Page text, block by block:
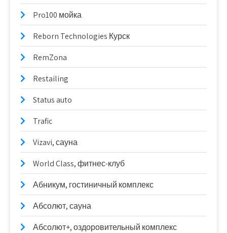
Pro100 мойка
Reborn Technologies Курск
RemZona
Restailing
Status auto
Trafic
Vizavi, сауна
World Class, фитнес-клуб
Абникум, гостиничный комплекс
Абсолют, сауна
Абсолют+, оздоровительный комплекс